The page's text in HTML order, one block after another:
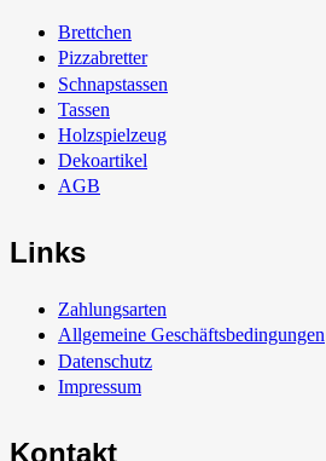
Brettchen
Pizzabretter
Schnapstassen
Tassen
Holzspielzeug
Dekoartikel
AGB
Links
Zahlungsarten
Allgemeine Geschäftsbedingungen
Datenschutz
Impressum
Kontakt